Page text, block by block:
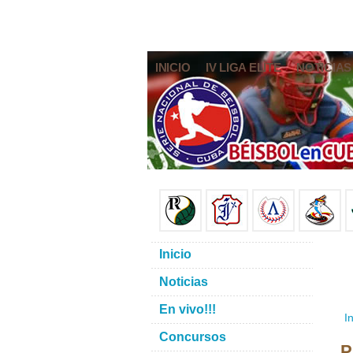
INICIO IV LIGA ELITE NOTICIAS
Inicio
Noticias
En vivo!!!
Concursos